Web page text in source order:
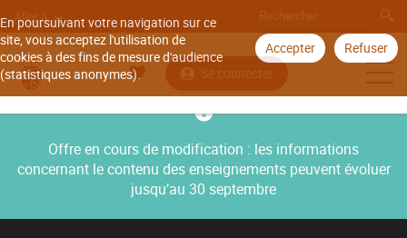
En poursuivant votre navigation sur ce
site, vous acceptez l'utilisation de
cookies à des fins de mesure d'audience
(statistiques anonymes).
Accepter Refuser
Aller à
Se connecter
Offre en cours de modification : les informations
concernant le contenu des enseignements peuvent évoluer
jusqu’au 30 septembre